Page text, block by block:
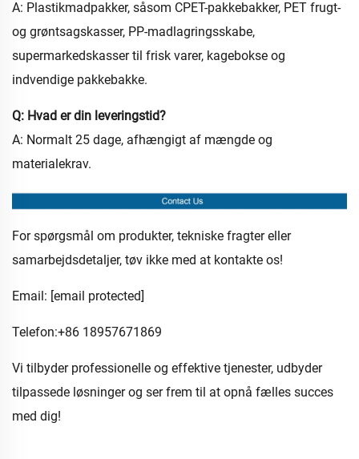
A: Plastikmadpakker, såsom CPET-pakkebakker, PET frugt-
og grøntsagskasser, PP-madlagringsskabe,
supermarkedskasser til frisk varer, kagebokse og
indvendige pakkebakke.
Q: Hvad er din leveringstid?
A: Normalt 25 dage, afhængigt af mængde og
materialekrav.
For spørgsmål om produkter, tekniske fragter eller
samarbejdsdetaljer, tøv ikke med at kontakte os!
Email: [email protected]
Telefon:+86 18957671869
Vi tilbyder professionelle og effektive tjenester, udbyder
tilpassede løsninger og ser frem til at opnå fælles succes
med dig!